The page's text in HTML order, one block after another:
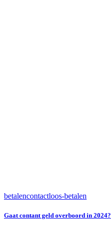
betalencontactloos-betalen
Gaat contant geld overboord in 2024?